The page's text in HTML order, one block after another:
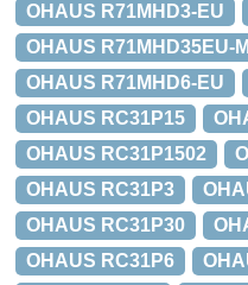
OHAUS R71MHD3-EU
OHAUS R71MHD35EU-M
OHAUS R71MHD6-EU
OHAUS RC31P15
OHAUS RC31P1502
OHAUS RC31P3
OHAUS RC31P30
OHAUS RC31P6